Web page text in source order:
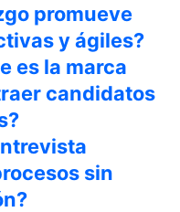
promueve
y ágiles?
es la marca
candidatos
sin